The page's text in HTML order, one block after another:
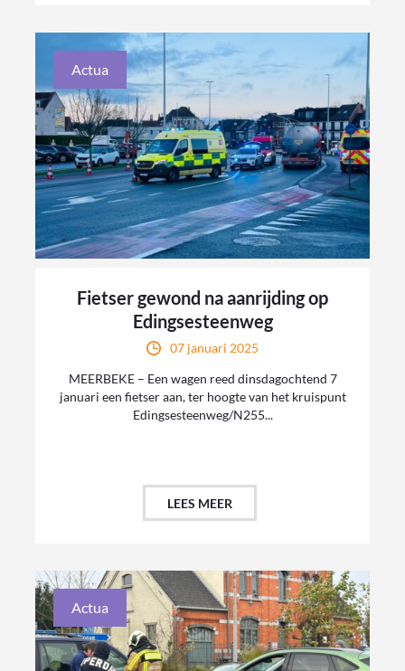
Actua
Fietser gewond na aanrijding op
Edingsesteenweg
07 januari 2025
MEERBEKE – Een wagen reed dinsdagochtend 7
januari een fietser aan, ter hoogte van het kruispunt
Edingsesteenweg/N255...
LEES MEER
Actua